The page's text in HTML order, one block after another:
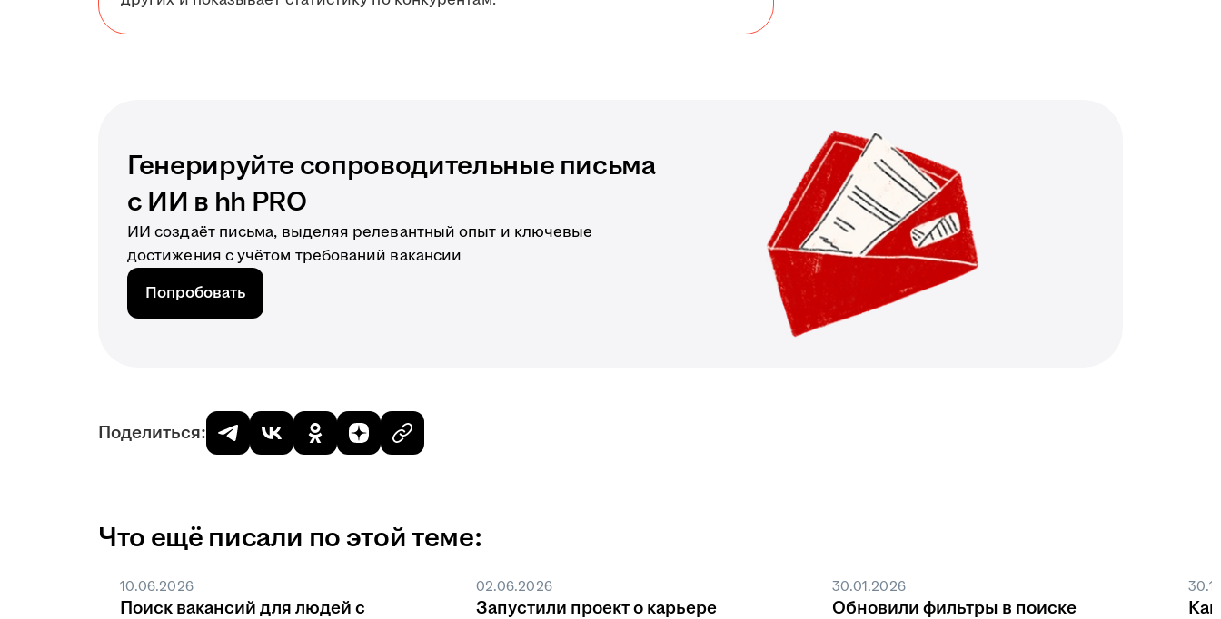
Генерируйте сопроводительные письма
с ИИ в hh PRO
ИИ создаёт письма, выделяя релевантный опыт и ключевые
достижения с учётом требований вакансии
Попробовать
Поделиться:
Что ещё писали по этой теме:
10.06.2026
Поиск вакансий для людей с
02.06.2026
Запустили проект о карьере
30.01.2026
Обновили фильтры в поиске